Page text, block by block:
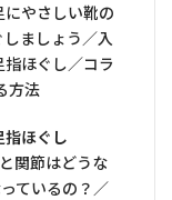
やさしい靴の
ましょう／入
ほぐし／コラ
方法
指ほぐし
関節はどうな
ているの？／